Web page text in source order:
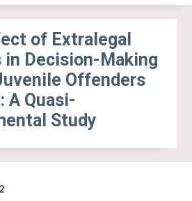
of Extralegal
in Decision-Making
Offenders
A Quasi-
Study